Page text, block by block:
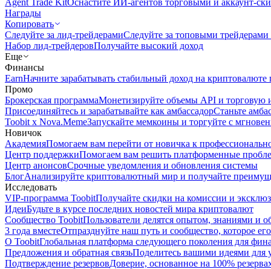
Agent Trade KitОснастите ИИ-агентов торговыми и аккаунт-
Награды
Копировать
Следуйте за лид-трейдерамиСледуйте за топовыми
Набор лид-трейдеровПолучайте высокий доход
Еще
Финансы
EarnНачните зарабатывать стабильный доход на криптовалюте
Промо
Брокерская программаМонетизируйте объемы API и торговую
Присоединяйтесь и зарабатывайте как амбассадорСтаньте
Toobit x Nova.MemeЗапускайте мемкоины и торгуйте с
Новичок
АкадемияПомогаем вам перейти от новичка к
Центр поддержкиПомогаем вам решить платформенные
Центр анонсовСрочные уведомления и обновления системы
БлогАнализируйте криптовалютный мир и получайте
Исследовать
VIP-программа ToobitПолучайте скидки на комиссии и
ИдеиБудьте в курсе последних новостей мира криптовалют
Сообщество ToobitПользователи делятся опытом, знаниями и
3 года вместеОтпразднуйте наш путь и сообщество, которое
О ToobitГлобальная платформа следующего поколения для
Предложения и обратная связьПоделитесь вашими идеями для
Подтверждение резервовДоверие, основанное на 100%